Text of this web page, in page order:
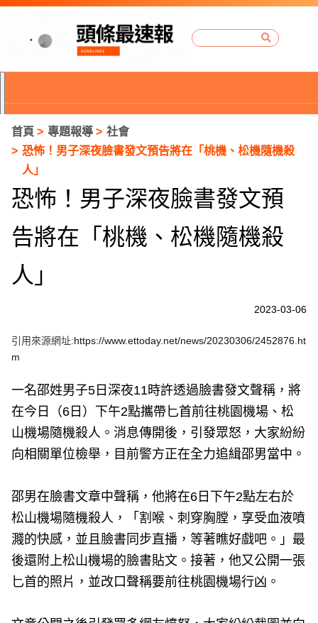
首頁 專題報導
社會
恐怖！男子深夜臉書發文預告將在「桃機、松機隨機殺
人」
恐怖！男子深夜臉書發文預
告將在「桃機、松機隨機殺
人」
2023-03-06
引用來源網址:https://www.ettoday.net/news/20230306/2452876.ht
m
一名邵姓男子5日深夜11時許透過臉書發文聲稱，將
在今日（6日）下午2點攜帶匕首前往桃園機場、松
山機場隨機殺人。消息傳開後，引發眾怒，大家紛紛
向相關單位檢舉，目前警方正在全力追緝邵男當中。
邵男在臉書文章中聲稱，他將在6日下午2點左右於
松山機場隨機殺人，「割喉、刺穿胸膛，享受血液噴
濺的快感，並且臉書同步直播，等著瞧好戲吧。」最
後還附上松山機場的臉書貼文。接著，他又公開一張
匕首的照片，並改口聲稱要前往桃園機場行凶。